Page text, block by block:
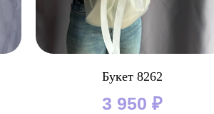
Букет 8262
3 950 ₽